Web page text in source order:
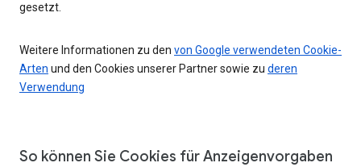
gesetzt.
Weitere Informationen zu den von Google verwendeten Cookie-
Arten und den Cookies unserer Partner sowie zu deren
Verwendung
So können Sie Cookies für Anzeigenvorgaben